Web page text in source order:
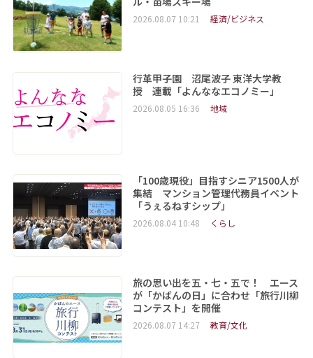
2026.08.07 10:21 経済/ビジネス
行革甲子園 沼尾波子 東洋大学教
授 連載「よんななエコノミー」
2026.08.05 16:36 地域
「100歳現役」目指すシニア1500人が
集結 マンション管理代務員イベント
「うぇるねすシップ」
2026.08.04 10:48 くらし
旅の思い出を五・七・五で！ エース
が「かばんの日」に合わせ「旅行川柳
コンテスト」を開催
2026.08.07 14:27 教育/文化